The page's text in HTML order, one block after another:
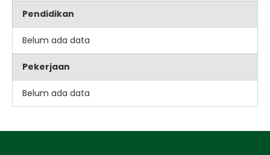
Pendidikan
Belum ada data
Pekerjaan
Belum ada data